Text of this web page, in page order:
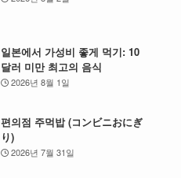
일본에서 가성비 좋게 먹기: 10
달러 미만 최고의 음식
2026년 8월 1일
편의점 주먹밥 (コンビニおにぎ
り)
2026년 7월 31일